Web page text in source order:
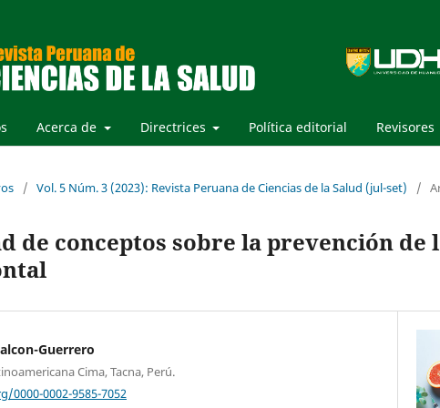
Acerca de Directrices Política editorial Revisores
/ Vol. 5 Núm. 3 (2023): Revista Peruana de Ciencias de la Salud (jul-set) /
de conceptos sobre la prevención de
Guerrero
Cima, Tacna, Perú.
0002-9585-7052